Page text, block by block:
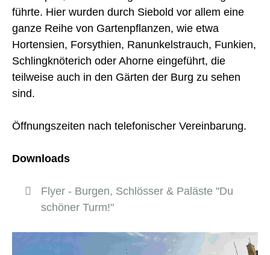
führte. Hier wurden durch Siebold vor allem eine
ganze Reihe von Gartenpflanzen, wie etwa
Hortensien, Forsythien, Ranunkelstrauch, Funkien,
Schlingknöterich oder Ahorne eingeführt, die
teilweise auch in den Gärten der Burg zu sehen
sind.
Öffnungszeiten nach telefonischer Vereinbarung.
Downloads
Flyer - Burgen, Schlösser & Paläste "Du
schöner Turm!"